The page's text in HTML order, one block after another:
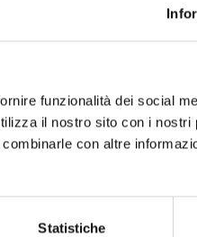
funzionalità dei social
il nostro sito con i nostri
con altre
Statistiche
Nero, ha
ci